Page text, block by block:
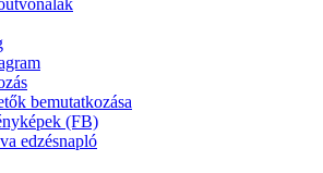
bemutatkozása
(FB)
edzésnapló